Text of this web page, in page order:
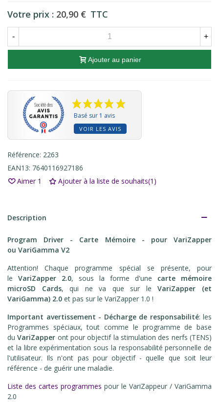
Votre prix : 20,90 € TTC
- +
Ajouter au panier
Basé sur 1 avis
VOIR LES AVIS
Référence: 2263
EAN13: 7640116927186
Aimer 1 Ajouter à la liste de souhaits(1 )
Description
Program Driver - Carte Mémoire - pour VariZapper
ou VariGamma V2
Attention! Chaque programme spécial se présente, pour
le VariZapper 2.0, sous la forme d'une carte mémoire
microSD Cards, qui ne va que sur leVariZapper (et
VariGamma) 2.0 et pas sur le VariZapper 1.0 !
Important avertissement - Décharge de responsabilité: les
Programmes spéciaux, tout comme le programme de base
duVariZapper ont pour objectif la stimulation des nerfs (TENS)
et la libre expérimentation sous la responsabilité personnelle de
l'utilisateur. Ils n'ont pas pour objectif - quelle que soit leur
référence - de guérir une maladie.
Liste des cartes programmes pour le VariZappeur / VariGamma
2.0